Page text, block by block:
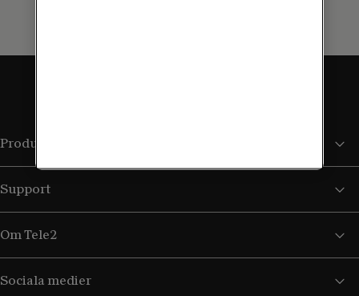
Produkter och tjänster
Support
Om Tele2
Sociala medier